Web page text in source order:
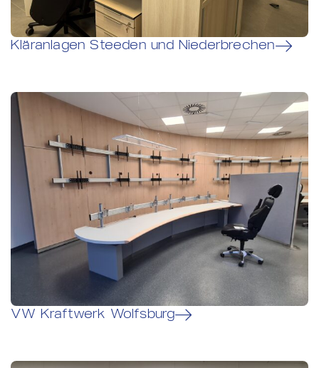
Kläranlagen Steeden und Niederbrechen
VW Kraftwerk Wolfsburg